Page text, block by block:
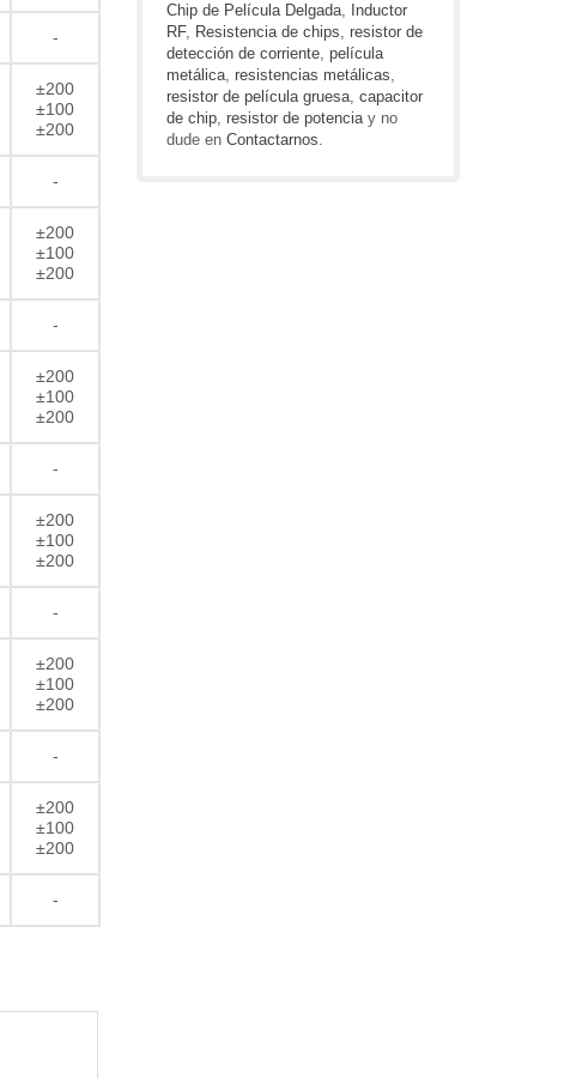
-
±200
±100
±200
-
±200
±100
±200
-
±200
±100
±200
-
±200
±100
±200
-
±200
±100
±200
-
±200
±100
±200
-
Chip de Película Delgada,
Inductor
RF, Resistencia de chips, resistor de
detección de corriente, película
metálica, resistencias metálicas,
resistor de película gruesa, capacitor
de chip, resistor de potenciay no
dude en Contactarnos.